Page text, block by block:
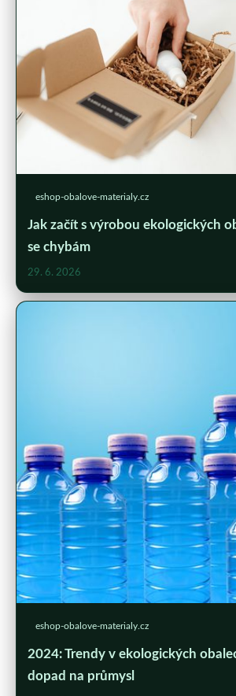
eshop-obalove-materialy.cz
Jak začít s výrobou ekologických
se chybám
29. 6. 2026
eshop-obalove-materialy.cz
2024: Trendy v ekologických
dopad na průmysl